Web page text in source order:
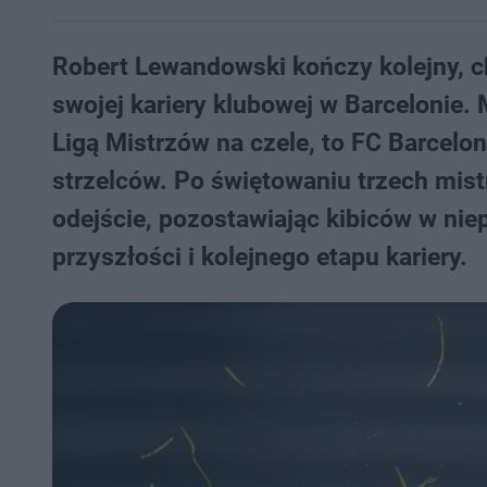
Robert Lewandowski kończy kolejny,
swojej kariery klubowej w Barcelonie.
Ligą Mistrzów na czele, to FC
strzelców. Po świętowaniu trzech
odejście, pozostawiając kibiców w
przyszłości i kolejnego etapu kariery.